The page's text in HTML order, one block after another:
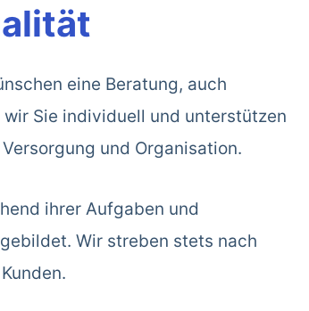
eine Beratung, auch
wir Sie individuell und unterstützen
und Organisation.
ihrer Aufgaben und
Wir streben stets nach